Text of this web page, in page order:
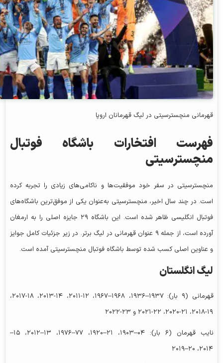
قهرمانی منچسترسیتی در لیگ قهرمانان اروپا
فهرست افتخارات باشگاه فوتبال
منچسترسیتی
منچسترسیتی در سفر خود موفقیت‌ها و ناکامی‌های زیادی را تجربه کرده
است. در چند سال اخیر، منچسترسیتی به‌عنوان یکی از موفق‌ترین باشگاه‌های
فوتبال انگلیسی ظاهر شده است. این باشگاه ۲۹ جایزه اصلی را به ارمغان
آورده است، از جمله ۹ عنوان قهرمانی در لیگ برتر. در زیر جزئیات کامل جوایز
و عناوین اصلی کسب شده توسط باشگاه فوتبال منچسترسیتی آمده است.
لیگ انگلستان
قهرمانی (۹ بار): ۱۹۳۷–۱۹۳۶، ۱۹۶۸–۱۹۶۷، ۱۲-۲۰۱۱، ۱۴-۲۰۱۳، ۱۸-۲۰۱۷،
۱۹-۲۰۱۸، ۲۱-۲۰۲۰، ۲۲-۲۰۲۱ و ۲۳-۲۰۲۲
نایب قهرمان (۶ بار): ۰۴–۱۹۰۳، ۲۱–۱۹۲۰، ۷۷–۱۹۷۶، ۱۳–۲۰۱۲، ۱۵–
۲۰۱۴، ۲۰–۲۰۱۹